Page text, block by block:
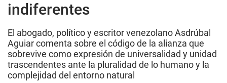
indiferentes
El abogado, político y escritor venezolano Asdrúbal
Aguiar comenta sobre el código de la alianza que
sobrevive como expresión de universalidad y unidad
trascendentes ante la pluralidad de lo humano y la
complejidad del entorno natural